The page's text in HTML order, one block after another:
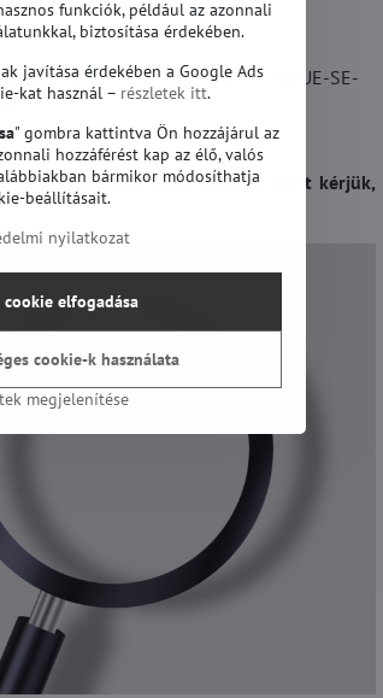
LC420EUN-SF-F4, LC420EUE-SE-
LED stb.). Megrendelés előtt kérjük,
funkciók, például az azonnali
biztosítása érdekében.
javítása érdekében a Google Ads
kat használ – részletek itt.
" gombra kattintva Ön hozzájárul az
hozzáférést kap az élő, valós
bármikor módosíthatja
beállításait.
nyilatkozat
megjelenítése
elfogadása
cookie-k használata